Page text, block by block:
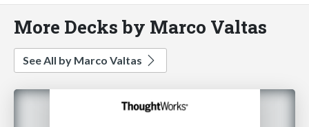
More Decks by Marco Valtas
See All by Marco Valtas